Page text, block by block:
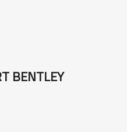
BENTLEY